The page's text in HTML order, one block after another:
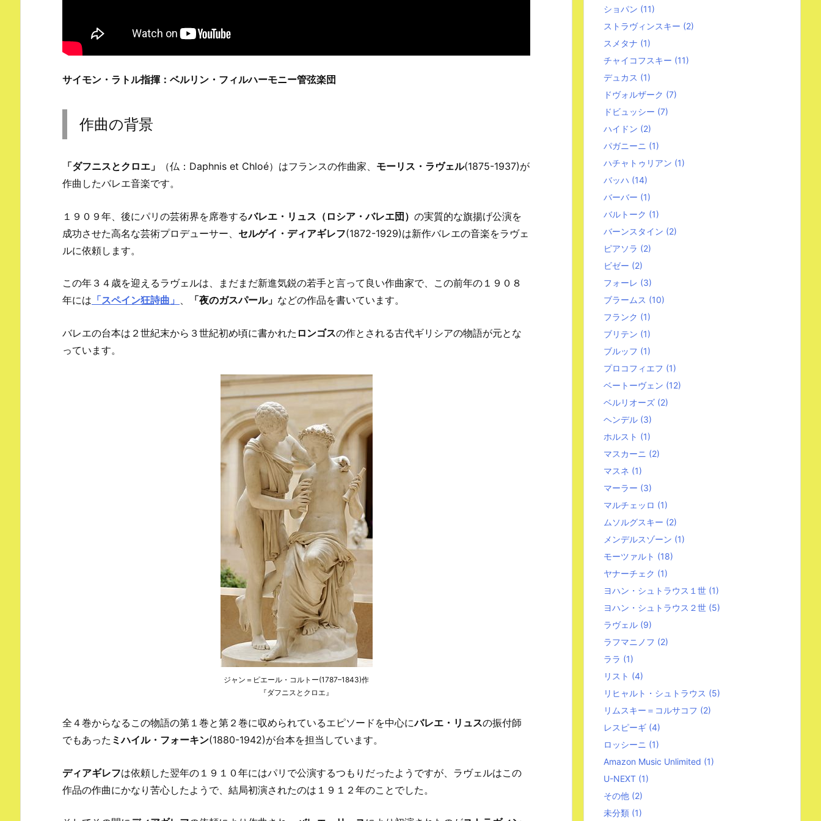
サイモン・ラトル指揮：ベルリン・フィルハーモニー管弦楽団
作曲の背景
「ダフニスとクロエ」 （仏：Daphnis et Chloé）はフランスの作曲家、 モーリス・ラヴェル(1875-1937)が
作曲したバレエ音楽です。
１９０９年、後にパリの芸術界を席巻するバレエ・リュス（ロシア・バレエ団） の実質的な旗揚げ公演を
成功させた高名な芸術プロデューサー、 セルゲイ・ディアギレフ(1872-1929)は新作バレエの音楽をラヴェ
ルに依頼します。
この年３４歳を迎えるラヴェルは、まだまだ新進気鋭の若手と言って良い作曲家で、この前年の１９０８
年には 「スペイン狂詩曲」 、 「夜のガスパール」 などの作品を書いています。
バレエの台本は２世紀末から３世紀初め頃に書かれた ロンゴスの作とされる古代ギリシアの物語が元とな
っています。
ジャン＝ピエール・コルトー(1787–1843)作
『ダフニスとクロエ』
全４巻からなるこの物語の第１巻と第２巻に収められているエピソードを中心にバレエ・リュスの振付師
でもあった ミハイル・フォーキン(1880-1942)が台本を担当しています。
ディアギレフは依頼した翌年の１９１０年にはパリで公演するつもりだったようですが、ラヴェルはこの
作品の作曲にかなり苦心したようで、結局初演されたのは１９１２年のことでした。
ショパン (11)
ストラヴィンスキー (2)
スメタナ (1)
チャイコフスキー (11)
デュカス (1)
ドヴォルザーク (7)
ドビュッシー (7)
ハイドン (2)
パガニーニ (1)
ハチャトゥリアン (1)
バッハ (14)
バーバー (1)
バルトーク (1)
バーンスタイン (2)
ピアソラ (2)
ビゼー (2)
フォーレ (3)
ブラームス (10)
フランク (1)
ブリテン (1)
ブルッフ (1)
プロコフィエフ (1)
ベートーヴェン (12)
ベルリオーズ (2)
ヘンデル (3)
ホルスト (1)
マスカーニ (2)
マスネ (1)
マーラー (3)
マルチェッロ (1)
ムソルグスキー (2)
メンデルスゾーン (1)
モーツァルト (18)
ヤナーチェク (1)
ヨハン・シュトラウス１世 (1)
ヨハン・シュトラウス２世 (5)
ラヴェル (9)
ラフマニノフ (2)
ララ (1)
リスト (4)
リヒャルト・シュトラウス (5)
リムスキー＝コルサコフ (2)
レスピーギ (4)
ロッシーニ (1)
Amazon Music Unlimited (1)
U-NEXT (1)
その他 (2)
未分類 (1)